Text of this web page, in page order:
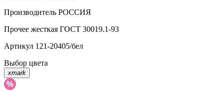
Производитель РОССИЯ
Прочее жесткая ГОСТ 30019.1-93
Артикул 121-20405/бел
Выбор цвета
xmark